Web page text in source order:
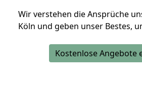
Wir verstehen die Ansprüche
Köln und geben unser Bestes,
Kostenlose Angebote